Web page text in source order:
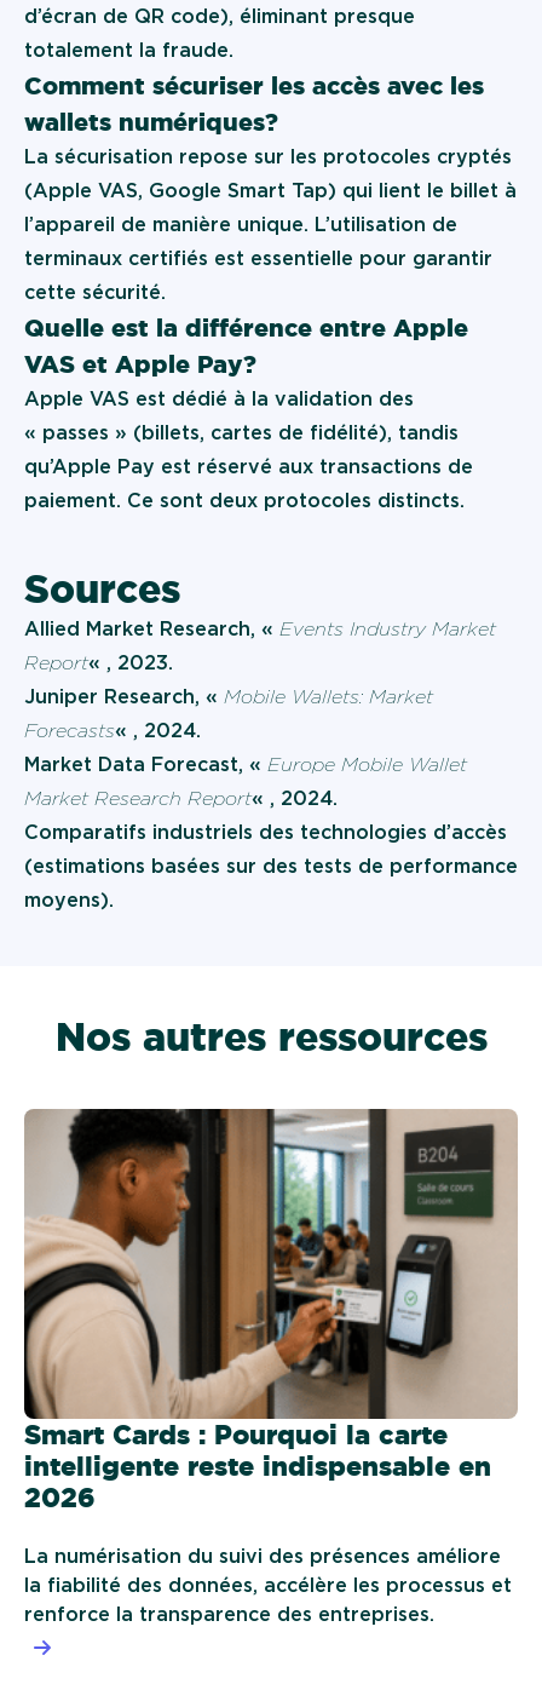
d’écran de QR code), éliminant presque
totalement la fraude.
Comment sécuriser les accès avec les
wallets numériques ?
La sécurisation repose sur les protocoles cryptés
(Apple VAS, Google Smart Tap) qui lient le billet à
l’appareil de manière unique. L’utilisation de
terminaux certifiés est essentielle pour garantir
cette sécurité.
Quelle est la différence entre Apple
VAS et Apple Pay ?
Apple VAS est dédié à la validation des
« passes » (billets, cartes de fidélité), tandis
qu’Apple Pay est réservé aux transactions de
paiement. Ce sont deux protocoles distincts.
Sources
Allied Market Research, « Events Industry Market
Report« , 2023.
Juniper Research, « Mobile Wallets: Market
Forecasts« , 2024.
Market Data Forecast, « Europe Mobile Wallet
Market Research Report« , 2024.
Comparatifs industriels des technologies d’accès
(estimations basées sur des tests de performance
moyens).
Nos autres ressources
Smart Cards : Pourquoi la carte
intelligente reste indispensable en
2026
La numérisation du suivi des présences améliore
la fiabilité des données, accélère les processus et
renforce la transparence des entreprises.